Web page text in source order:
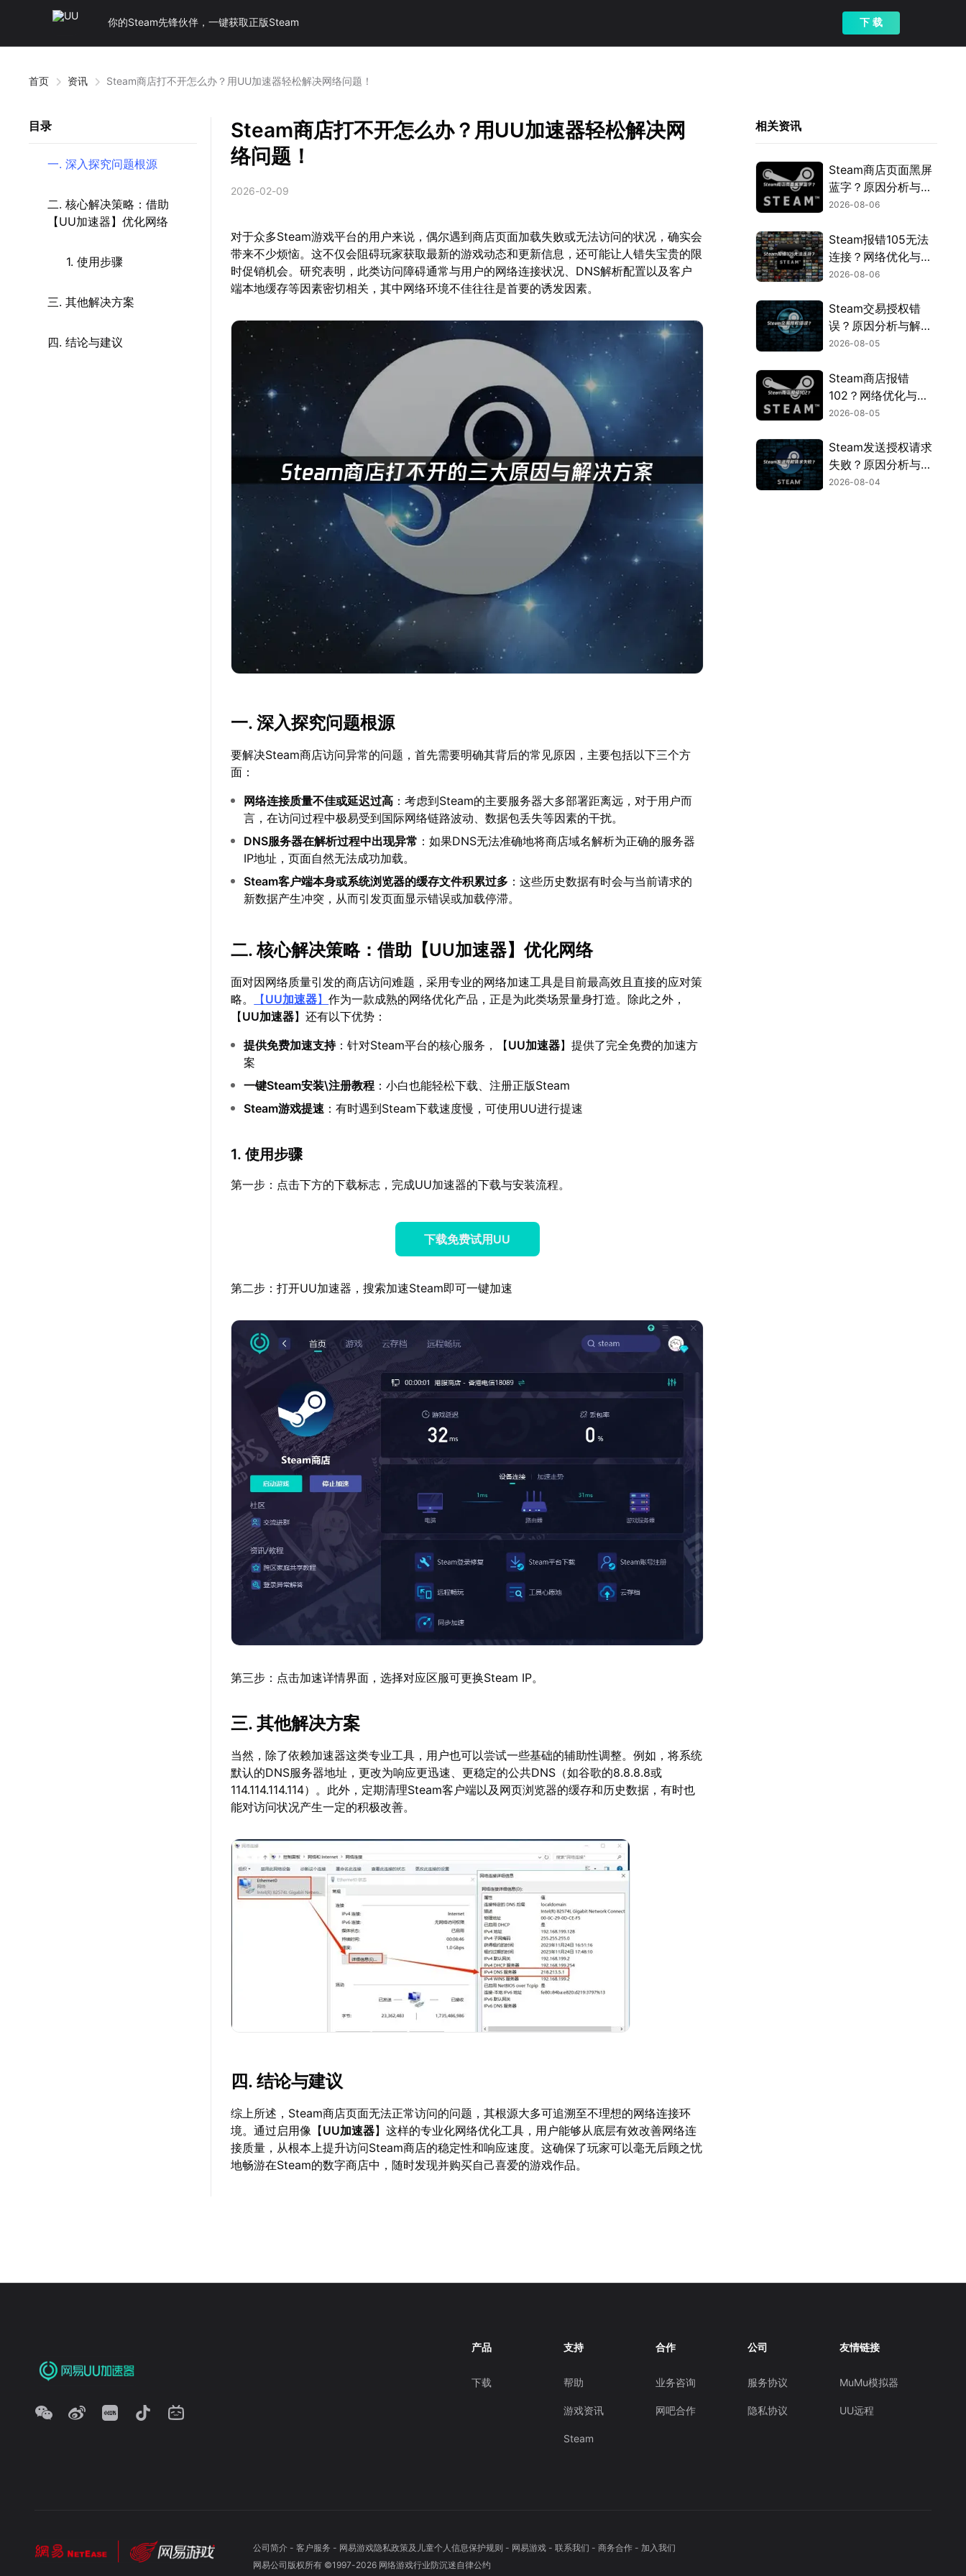
你的Steam先锋伙伴，一键获取正版Steam 下 载
首页 资讯 Steam商店打不开怎么办？用UU加速器轻松解决网络问题！
目录
一. 深入探究问题根源
二. 核心解决策略：借助
【UU加速器】优化网络
1. 使用步骤
三. 其他解决方案
四. 结论与建议
Steam商店打不开怎么办？用UU加速器轻松解决网
络问题！
2026-02-09
对于众多Steam游戏平台的用户来说，偶尔遇到商店页面加载失败或无法访问的状况，确实会
带来不少烦恼。这不仅会阻碍玩家获取最新的游戏动态和更新信息，还可能让人错失宝贵的限
时促销机会。研究表明，此类访问障碍通常与用户的网络连接状况、DNS解析配置以及客户
端本地缓存等因素密切相关，其中网络环境不佳往往是首要的诱发因素。
一. 深入探究问题根源
要解决Steam商店访问异常的问题，首先需要明确其背后的常见原因，主要包括以下三个方
面：
网络连接质量不佳或延迟过高 ：考虑到Steam的主要服务器大多部署距离远，对于用户而
言，在访问过程中极易受到国际网络链路波动、数据包丢失等因素的干扰。
DNS服务器在解析过程中出现异常 ：如果DNS无法准确地将商店域名解析为正确的服务器
IP地址，页面自然无法成功加载。
Steam客户端本身或系统浏览器的缓存文件积累过多 ：这些历史数据有时会与当前请求的
新数据产生冲突，从而引发页面显示错误或加载停滞。
二. 核心解决策略：借助【UU加速器】优化网络
面对因网络质量引发的商店访问难题，采用专业的网络加速工具是目前最高效且直接的应对策
略。
【UU加速器】作为一款成熟的网络优化产品，正是为此类场景量身打造。除此之外，
【UU加速器】还有以下优势：
提供免费加速支持：针对Steam平台的核心服务，【UU加速器】提供了完全免费的加速方
案
一键Steam安装\注册教程 ：小白也能轻松下载、注册正版Steam
Steam游戏提速 ：有时遇到Steam下载速度慢，可使用UU进行提速
1. 使用步骤
第一步：点击下方的下载标志，完成UU加速器的下载与安装流程。
下载免费试用UU
第二步：打开UU加速器，搜索加速Steam即可一键加速
第三步：点击加速详情界面，选择对应区服可更换Steam IP。
三. 其他解决方案
当然，除了依赖加速器这类专业工具，用户也可以尝试一些基础的辅助性调整。例如，将系统
默认的DNS服务器地址，更改为响应更迅速、更稳定的公共DNS（如谷歌的8.8.8.8或
114.114.114.114）。此外，定期清理Steam客户端以及网页浏览器的缓存和历史数据，有时也
能对访问状况产生一定的积极改善。
四. 结论与建议
综上所述，Steam商店页面无法正常访问的问题，其根源大多可追溯至不理想的网络连接环
境。通过启用像【UU加速器】这样的专业化网络优化工具，用户能够从底层有效改善网络连
接质量，从根本上提升访问Steam商店的稳定性和响应速度。这确保了玩家可以毫无后顾之忧
地畅游在Steam的数字商店中，随时发现并购买自己喜爱的游戏作品。
相关资讯
Steam商店页面黑屏
蓝字？原因分析与解
决方案！
2026-08-06
Steam报错105无法
连接？网络优化与解
决指南！
2026-08-06
Steam交易授权错
误？原因分析与解决
方法！
2026-08-05
Steam商店报错
102？网络优化与连
接问题解决指南！
2026-08-05
Steam发送授权请求
失败？原因分析与解
决方案！
2026-08-04
产品
下载
支持
帮助
游戏资讯
Steam
合作
业务咨询
网吧合作
公司
服务协议
隐私协议
友情链接
MuMu模拟器
UU远程
公司简介- 客户服务 - 网易游戏隐私政策及儿童个人信息保护规则 - 网易游戏- 联系我们 - 商务合作- 加入我们
网易公司版权所有 ©1997-2026 网络游戏行业防沉迷自律公约